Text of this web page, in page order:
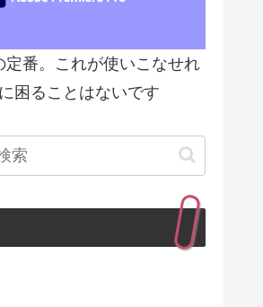
番。これが使いこなせれ
困ることはないです